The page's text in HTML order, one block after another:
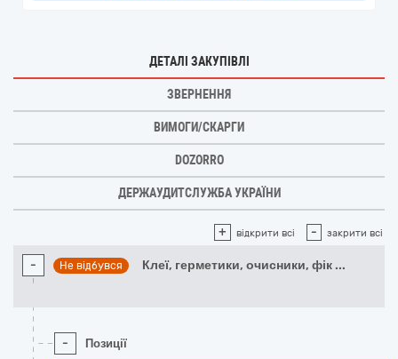
ДЕТАЛІ ЗАКУПІВЛІ
ЗВЕРНЕННЯ
ВИМОГИ/СКАРГИ
DOZORRO
ДЕРЖАУДИТСЛУЖБА УКРАЇНИ
+ відкрити всі - закрити всі
- Не відбувся Клеї, герметики, очисники, фік ...
- Позиції